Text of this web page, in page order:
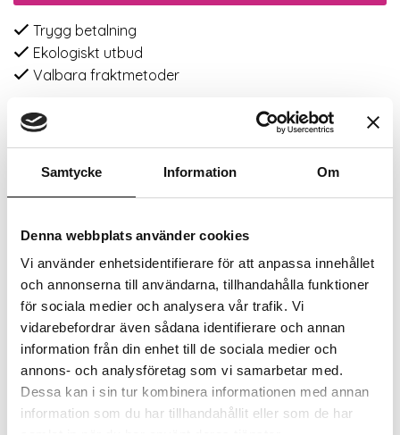
Samtycke Information Om
Denna webbplats använder cookies
Vi använder enhetsidentifierare för att anpassa innehållet
och annonserna till användarna, tillhandahålla funktioner
för sociala medier och analysera vår trafik. Vi
vidarebefordrar även sådana identifierare och annan
information från din enhet till de sociala medier och
annons- och analysföretag som vi samarbetar med.
Dessa kan i sin tur kombinera informationen med annan
information som du har tillhandahållit eller som de har
Trygg betalning
Ekologiskt utbud
Valbara fraktmetoder
Recensioner
Om tillverkaren
Relaterade produkter